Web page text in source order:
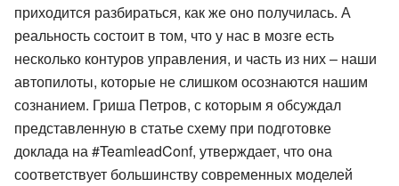
приходится разбираться, как же оно получилась. А
реальность состоит в том, что у нас в мозге есть
несколько контуров управления, и часть из них – наши
автопилоты, которые не слишком осознаются нашим
сознанием. Гриша Петров, с которым я обсуждал
представленную в статье схему при подготовке
доклада на #TeamleadConf, утверждает, что она
соответствует большинству современных моделей